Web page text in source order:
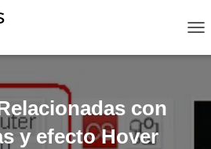
A
I
con
y efecto Hover